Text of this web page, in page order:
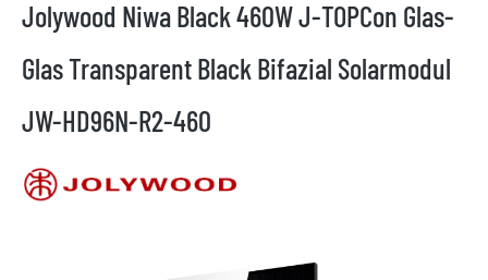
Jolywood Niwa Black 460W J-TOPCon Glas-
Glas Transparent Black Bifazial Solarmodul
JW-HD96N-R2-460